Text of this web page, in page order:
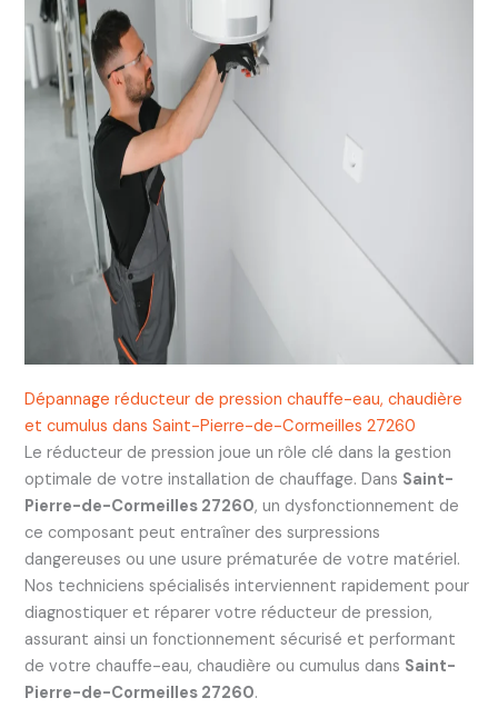
Dépannage réducteur de pression chauffe-eau, chaudière
et cumulus dans Saint-Pierre-de-Cormeilles 27260
Le réducteur de pression joue un rôle clé dans la gestion
optimale de votre installation de chauffage. Dans Saint-
Pierre-de-Cormeilles 27260, un dysfonctionnement de
ce composant peut entraîner des surpressions
dangereuses ou une usure prématurée de votre matériel.
Nos techniciens spécialisés interviennent rapidement pour
diagnostiquer et réparer votre réducteur de pression,
assurant ainsi un fonctionnement sécurisé et performant
de votre chauffe-eau, chaudière ou cumulus dans Saint-
Pierre-de-Cormeilles 27260.